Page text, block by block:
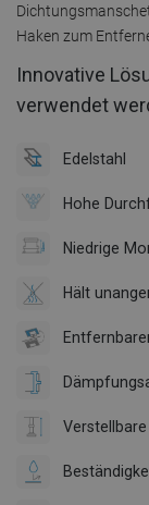
Haken zum
Innovative
verwendet
Edelstahl
Hohe
Niedrige
Hält
Verstellbare